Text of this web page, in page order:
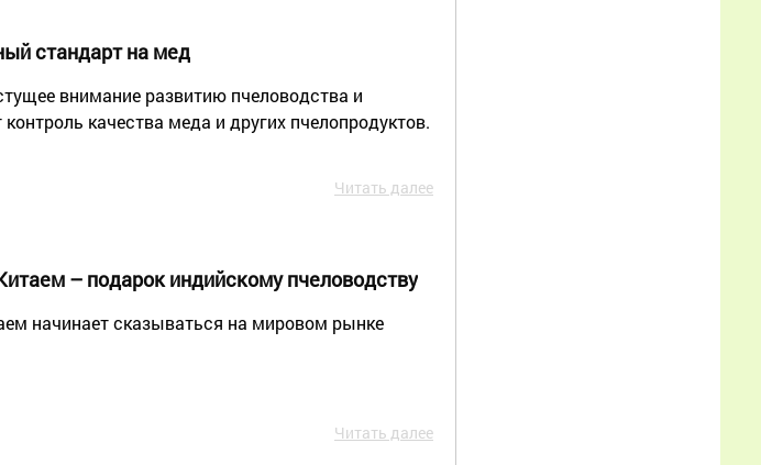
стандарт на мед
внимание развитию пчеловодства и
качества меда и других пчелопродуктов.
Читать далее
– подарок индийскому пчеловодству
начинает сказываться на мировом рынке
Читать далее